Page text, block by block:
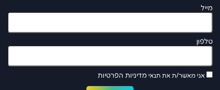
מייל
טלפון
אני מאשר/ת את תנאי מדיניות הפרטיות